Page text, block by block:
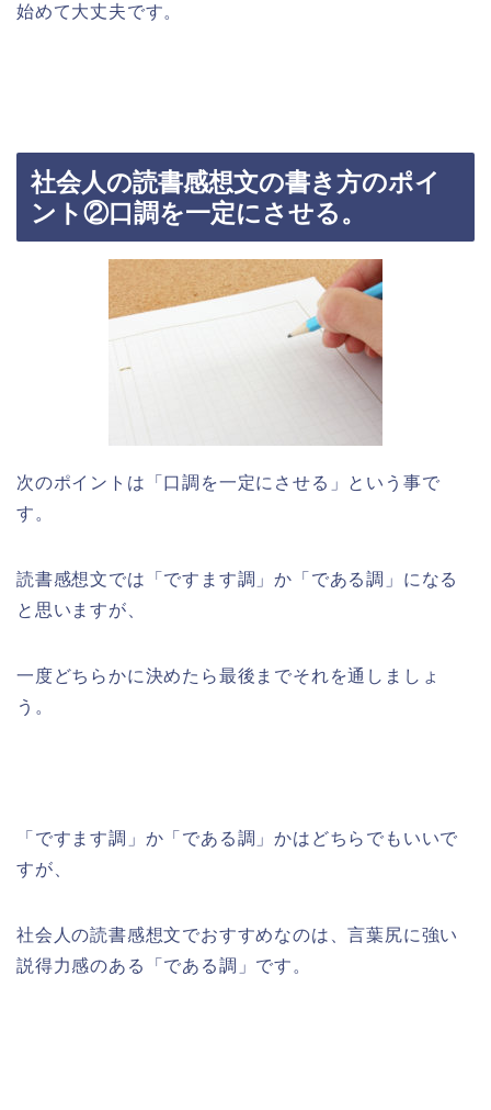
始めて大丈夫です。
社会人の読書感想文の書き方のポイ
ント②口調を一定にさせる。
次のポイントは「口調を一定にさせる」という事で
す。
読書感想文では「ですます調」か「である調」になる
と思いますが、
一度どちらかに決めたら最後までそれを通しましょ
う。
「ですます調」か「である調」かはどちらでもいいで
すが、
社会人の読書感想文でおすすめなのは、言葉尻に強い
説得力感のある「である調」です。